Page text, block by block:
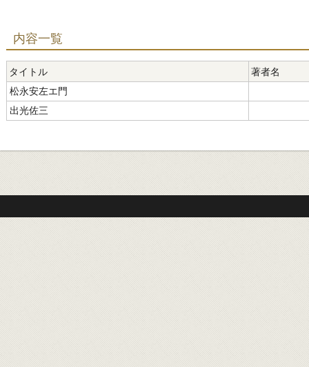
内容一覧
タイトル
著者名
松永安左エ門
出光佐三